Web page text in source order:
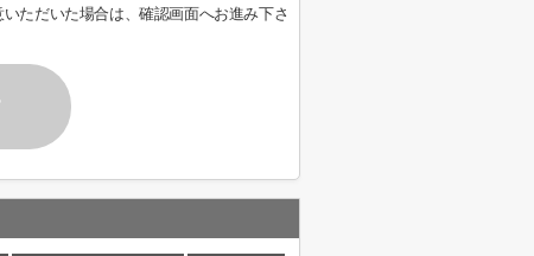
ただいた場合は、確認画面へお進み下さ